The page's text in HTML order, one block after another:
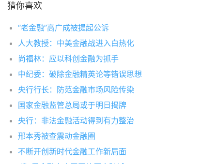
猜你喜欢
“老金融”高广成被提起公诉
人大教授：中美金融战进入白热化
尚福林：应以科创金融为抓手
中纪委：破除金融精英论等错误思想
央行行长：防范金融市场风险传染
国家金融监管总局或于明日揭牌
央行：非法金融活动得到有力整治
邢本秀被查震动金融圈
不断开创新时代金融工作新局面